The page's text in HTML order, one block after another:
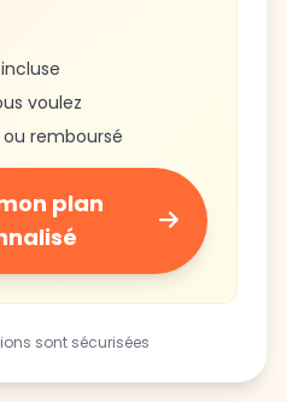
voulez
remboursé
plan
sont sécurisées